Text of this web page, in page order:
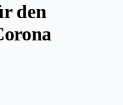
den